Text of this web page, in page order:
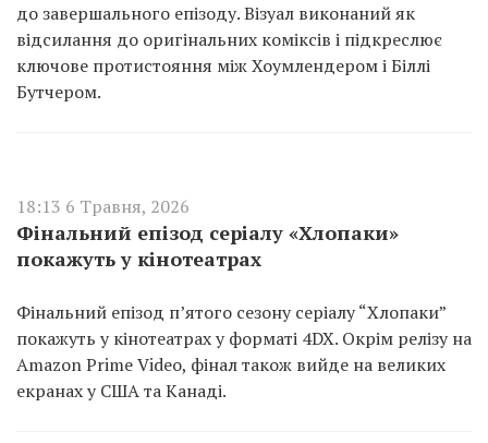
до завершального епізоду. Візуал виконаний як
відсилання до оригінальних коміксів і підкреслює
ключове протистояння між Хоумлендером і Біллі
Бутчером.
18:13 6 Травня, 2026
Фінальний епізод серіалу «Хлопаки»
покажуть у кінотеатрах
Фінальний епізод п’ятого сезону серіалу “Хлопаки”
покажуть у кінотеатрах у форматі 4DX. Окрім релізу на
Amazon Prime Video, фінал також вийде на великих
екранах у США та Канаді.